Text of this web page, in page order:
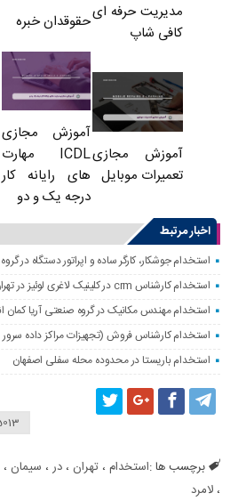
مدیریت حرفه ای
کافی شاپ
حقوقدان خبره
آموزش مجازی
تعمیرات موبایل
آموزش مجازی
ICDL مهارت
های رایانه کار
درجه یک و دو
اخبار مرتبط
استخدام جوشکار، کارگر ساده و اپراتور دستگاه در
استخدام کارشناس crm در کلینیک لاغری لوئیز در تهران
استخدام مهندس مکانیک در گروه صنعتی آریا کمان
استخدام کارشناس فروش (تجهیزات مراکز داده
استخدام باریستا در محدوده محله سفلی اصفهان
برچسب ها :استخدام ،تهران ،در ، سیمان ،
،لامرد